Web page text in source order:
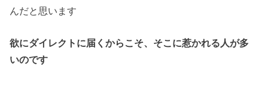
んだと思います
欲にダイレクトに届くからこそ、そこに惹かれる人が多
いのです